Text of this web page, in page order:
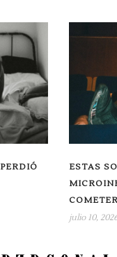
ESTAS
julio 10,